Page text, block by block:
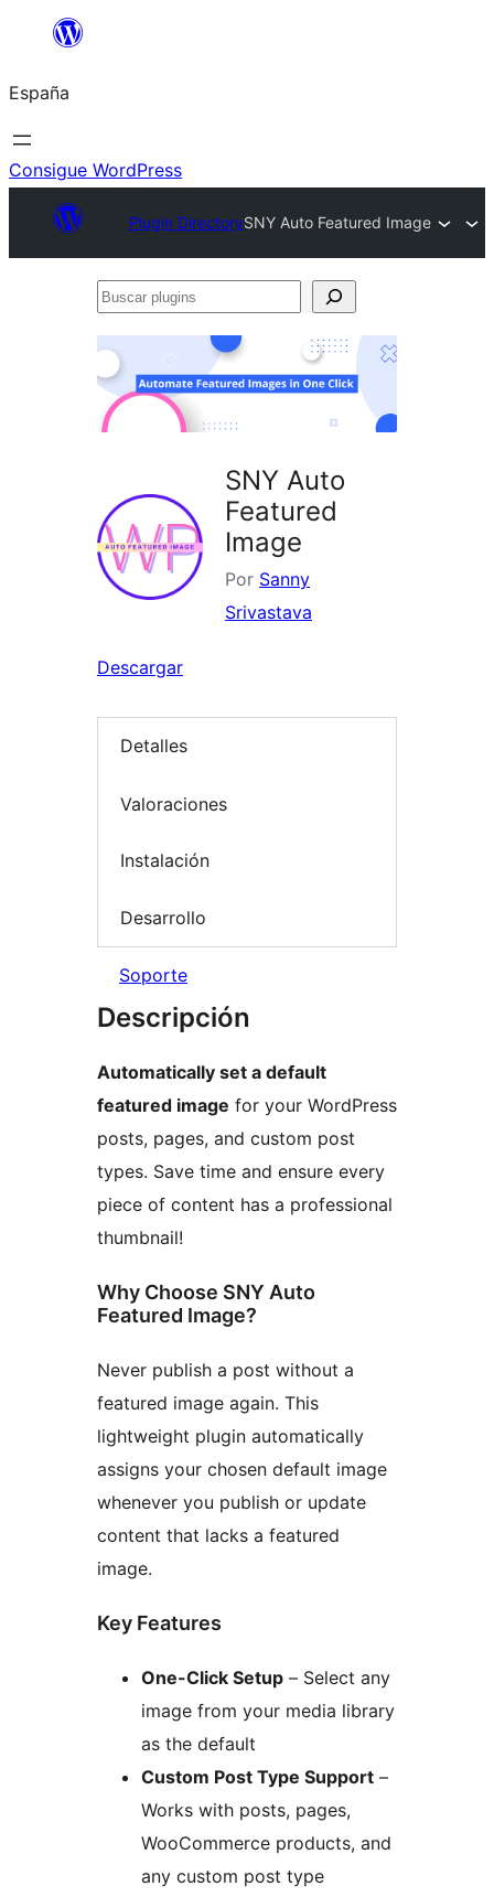
Saltar
contenido
España
Consigue WordPress
Plugin DirectorySNY Auto Featured Image
Buscar
SNY Auto
Featured
Image
Por Sanny
Srivastava
Descargar
Detalles
Valoraciones
Instalación
Desarrollo
Soporte
Descripción
Automatically set a default
featured image for your WordPress
posts, pages, and custom post
types. Save time and ensure every
piece of content has a professional
thumbnail!
Why Choose SNY Auto
Featured Image?
Never publish a post without a
featured image again. This
lightweight plugin automatically
assigns your chosen default image
whenever you publish or update
content that lacks a featured
image.
Key Features
One-Click Setup – Select any
image from your media library
as the default
Custom Post Type Support –
Works with posts, pages,
WooCommerce products, and
any custom post type